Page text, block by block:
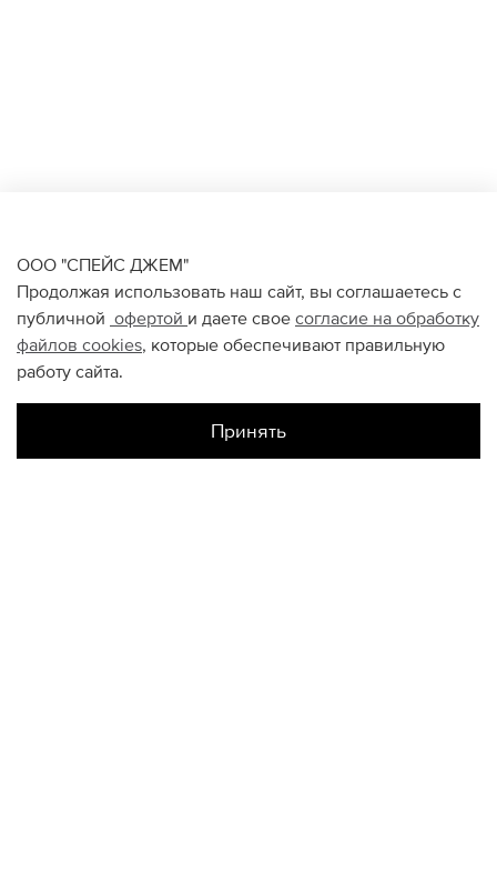
ООО "СПЕЙС ДЖЕМ"
Продолжая использовать наш сайт, вы соглашаетесь с
публичной офертой и даете свое согласие на обработку
файлов cookies, которые обеспечивают правильную
работу сайта.
Принять